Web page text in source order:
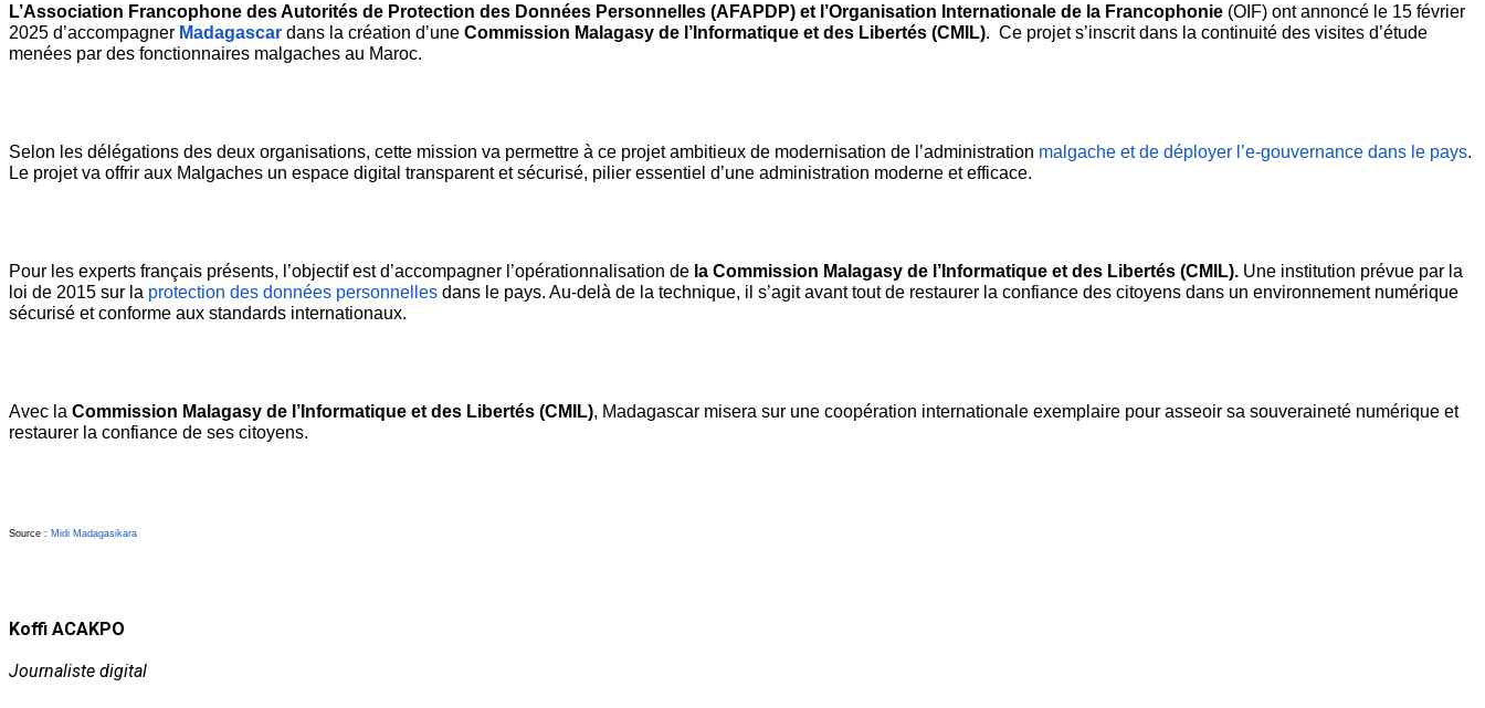
L’Association Francophone des Autorités de Protection des Données Personnelles (AFAPDP) et l’Organisation Internationale de la Francophonie (OIF) ont annoncé le 15 février
2025 d’accompagner Madagascar dans la création d’une Commission Malagasy de l’Informatique et des Libertés (CMIL).  Ce projet s’inscrit dans la continuité des visites d’étude
menées par des fonctionnaires malgaches au Maroc.
Selon les délégations des deux organisations, cette mission va permettre à ce projet ambitieux de modernisation de l’administration malgache et de déployer l’e-gouvernance dans le pays.
Le projet va offrir aux Malgaches un espace digital transparent et sécurisé, pilier essentiel d’une administration moderne et efficace.
Pour les experts français présents, l’objectif est d’accompagner l’opérationnalisation de la Commission Malagasy de l’Informatique et des Libertés (CMIL). Une institution prévue par la
loi de 2015 sur la protection des données personnelles dans le pays. Au-delà de la technique, il s’agit avant tout de restaurer la confiance des citoyens dans un environnement numérique
sécurisé et conforme aux standards internationaux.
Avec la Commission Malagasy de l’Informatique et des Libertés (CMIL), Madagascar misera sur une coopération internationale exemplaire pour asseoir sa souveraineté numérique et
restaurer la confiance de ses citoyens.
Source : Midi Madagasikara
Koffi ACAKPO
Journaliste digital